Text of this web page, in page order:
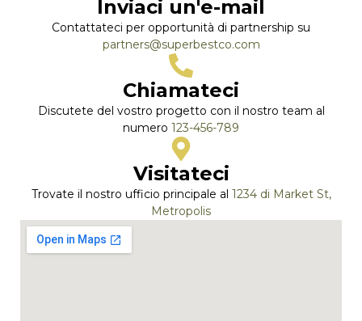
Inviaci un'e-mail
Contattateci per opportunità di partnership su
partners@superbestco.com
Chiamateci
Discutete del vostro progetto con il nostro team al
numero 123-456-789
Visitateci
Trovate il nostro ufficio principale al 1234 di Market St,
Metropolis